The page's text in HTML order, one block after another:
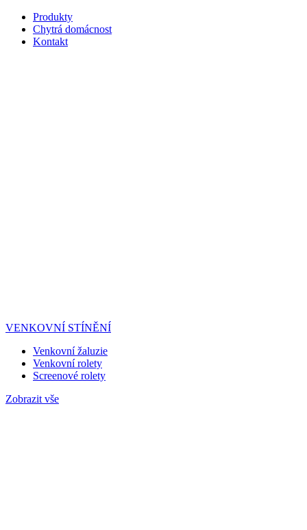
Produkty
Chytrá domácnost
Kontakt
VENKOVNÍ STÍNĚNÍ
Venkovní žaluzie
Venkovní rolety
Screenové rolety
Zobrazit vše